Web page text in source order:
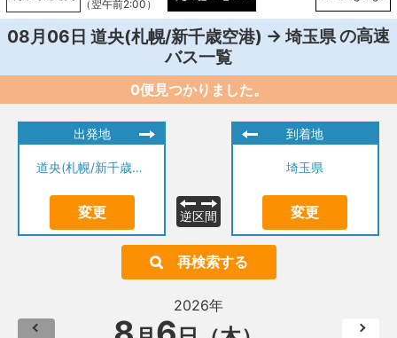
（翌午前2:00）
08月06日 道央(札幌/新千歳空港) → 埼玉県の高速
バス一覧
0便見つかりました。
出発地
道央(札幌/新千歳空港)
変更 逆区間
到着地
埼玉県
変更
再検索する
2026年